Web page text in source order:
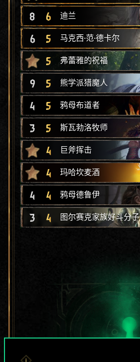
8 6 迪兰
6 5 马克西·范·德卡尔
5 弗蕾雅的祝福
9 5 熊学派猎魔人
4 5 鸦母布道者
3 5 斯瓦勃洛牧师
4 巨斧挥击
4 玛哈坎麦酒
4 4 鸦母德鲁伊
3 4 图尔赛克家族好斗分子